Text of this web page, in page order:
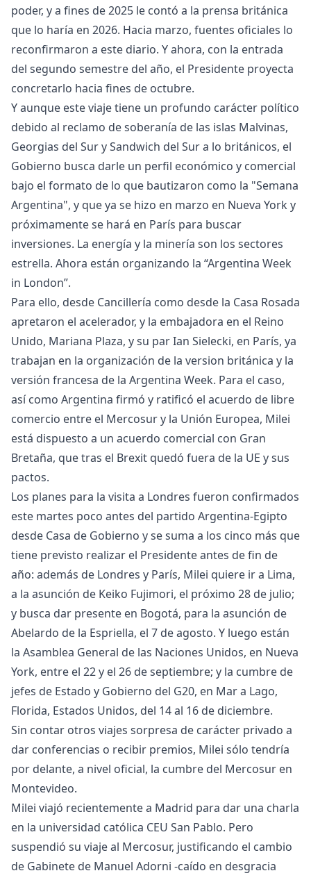
poder, y a fines de 2025 le contó a la prensa británica
que lo haría en 2026. Hacia marzo, fuentes oficiales lo
reconfirmaron a este diario. Y ahora, con la entrada
del segundo semestre del año, el Presidente proyecta
concretarlo hacia fines de octubre.
Y aunque este viaje tiene un profundo carácter político
debido al reclamo de soberanía de las islas Malvinas,
Georgias del Sur y Sandwich del Sur a lo británicos, el
Gobierno busca darle un perfil económico y comercial
bajo el formato de lo que bautizaron como la "Semana
Argentina", y que ya se hizo en marzo en Nueva York y
próximamente se hará en París para buscar
inversiones. La energía y la minería son los sectores
estrella. Ahora están organizando la “Argentina Week
in London”.
Para ello, desde Cancillería como desde la Casa Rosada
apretaron el acelerador, y la embajadora en el Reino
Unido, Mariana Plaza, y su par Ian Sielecki, en París, ya
trabajan en la organización de la version británica y la
versión francesa de la Argentina Week. Para el caso,
así como Argentina firmó y ratificó el acuerdo de libre
comercio entre el Mercosur y la Unión Europea, Milei
está dispuesto a un acuerdo comercial con Gran
Bretaña, que tras el Brexit quedó fuera de la UE y sus
pactos.
Los planes para la visita a Londres fueron confirmados
este martes poco antes del partido Argentina-Egipto
desde Casa de Gobierno y se suma a los cinco más que
tiene previsto realizar el Presidente antes de fin de
año: además de Londres y París, Milei quiere ir a Lima,
a la asunción de Keiko Fujimori, el próximo 28 de julio;
y busca dar presente en Bogotá, para la asunción de
Abelardo de la Espriella, el 7 de agosto. Y luego están
la Asamblea General de las Naciones Unidos, en Nueva
York, entre el 22 y el 26 de septiembre; y la cumbre de
jefes de Estado y Gobierno del G20, en Mar a Lago,
Florida, Estados Unidos, del 14 al 16 de diciembre.
Sin contar otros viajes sorpresa de carácter privado a
dar conferencias o recibir premios, Milei sólo tendría
por delante, a nivel oficial, la cumbre del Mercosur en
Montevideo.
Milei viajó recientemente a Madrid para dar una charla
en la universidad católica CEU San Pablo. Pero
suspendió su viaje al Mercosur, justificando el cambio
de Gabinete de Manuel Adorni -caído en desgracia